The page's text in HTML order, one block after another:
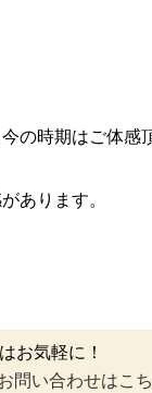
の時期はご体感
あります。
お気軽に！
問い合わせはこ